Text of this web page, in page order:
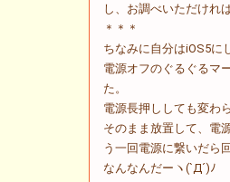
し、お調べいただけれ
＊＊＊
ちなみに自分はiOS5に
電源オフのぐるぐるマ
た。
電源長押ししても変わら
そのまま放置して、電
う一回電源に繋いだら
なんなんだーヽ(`Д´)ﾉ